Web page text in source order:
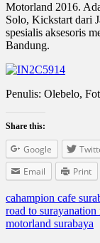
Motorland 2016.
Solo, Kickstart dari
spesialis aksesoris
Bandung.
Penulis: Olebelo,
Share this:
Google
Email
Print
cahampion cafe
road to surayanation
motorland surabaya